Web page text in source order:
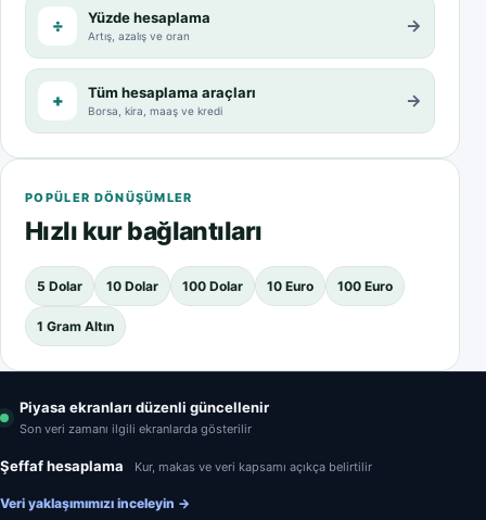
÷ Yüzde hesaplama
Artış, azalış ve oran →
+ Tüm hesaplama araçları
Borsa, kira, maaş ve kredi →
POPÜLER DÖNÜŞÜMLER
Hızlı kur bağlantıları
5 Dolar 10 Dolar 100 Dolar 10 Euro 100 Euro
1 Gram Altın
Piyasa ekranları düzenli güncellenir
Son veri zamanı ilgili ekranlarda gösterilir
Şeffaf hesaplama Kur, makas ve veri kapsamı açıkça belirtilir
Veri yaklaşımımızı inceleyin →